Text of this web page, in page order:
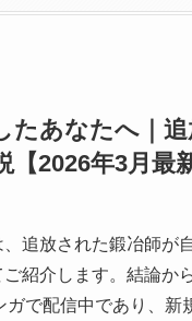
たあなたへ｜
2026年3月最新
追放された鍛冶師が
紹介します。結論か
で配信中であり、新